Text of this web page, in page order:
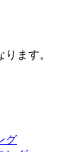
ます。
グ